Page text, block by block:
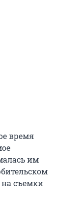
время
им
съемки